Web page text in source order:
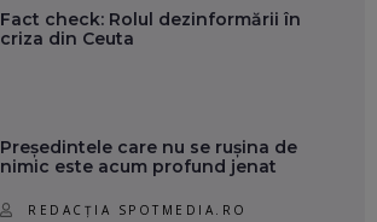
Fact check: Rolul dezinformării în
criza din Ceuta
Președintele care nu se rușina de
nimic este acum profund jenat
REDACȚIA SPOTMEDIA.RO